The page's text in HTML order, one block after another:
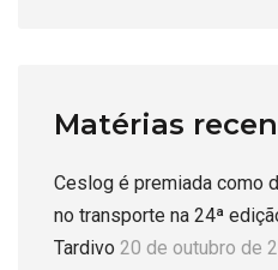
Matérias
Ceslog é premiada como
no transporte na 24ª
Tardivo 20 de outubro de